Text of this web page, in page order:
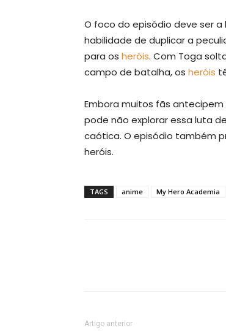
O foco do episódio deve ser a
habilidade de duplicar a
para os heróis. Com Toga
campo de batalha, os heróis
Embora muitos fãs antecipem
pode não explorar essa luta
caótica. O episódio também
heróis.
TAGS anime My Hero Academia
Artigo anterior